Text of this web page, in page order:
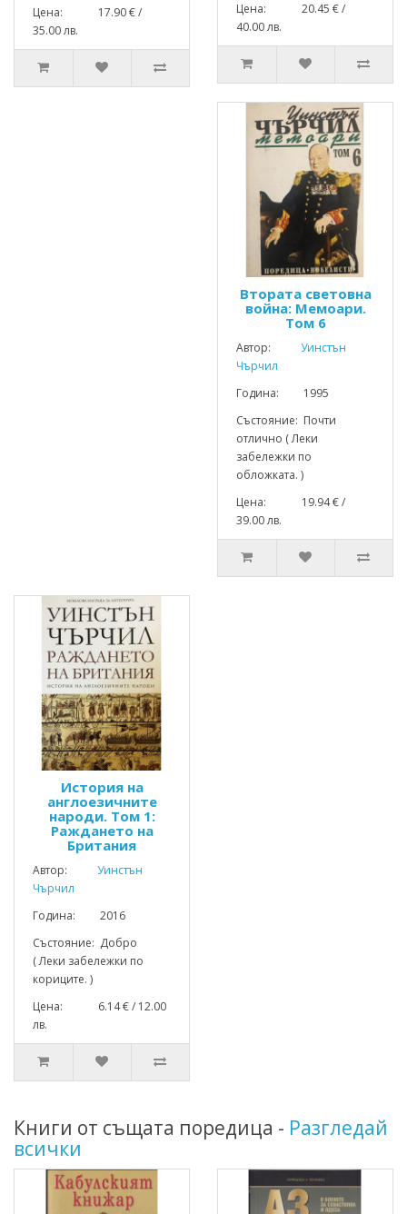
Цена: 17.90 € /
35.00 лв.
Цена: 20.45 € /
40.00 лв.
Втората световна
война: Мемоари.
Том 6
Автор:
Уинстън
Чърчил
Година: 1995
Състояние: Почти
отлично ( Леки
забележки по
обложката. )
Цена: 19.94 € /
39.00 лв.
История на
англоезичните
народи. Том 1:
Раждането на
Британия
Автор:
Уинстън
Чърчил
Година: 2016
Състояние: Добро
( Леки забележки по
кориците. )
Цена: 6.14 € / 12.00
лв.
Книги от същата поредица - Разгледай
всички